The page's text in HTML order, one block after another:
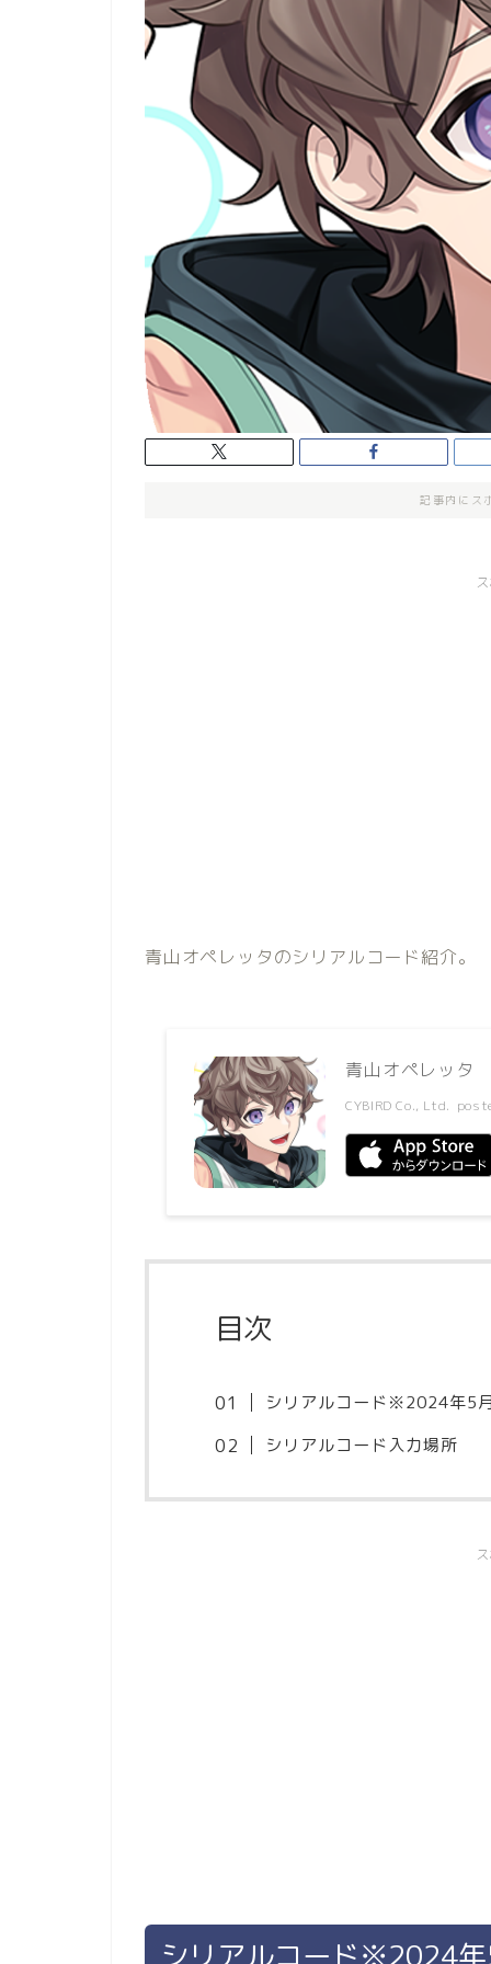
記事内にス
青山オペレッタのシリアルコード紹介。
青山オペレッタ
CYBIRD Co., Ltd.
目次
シリアルコード※2024年5
シリアルコード入力場所
シリアルコード※2024